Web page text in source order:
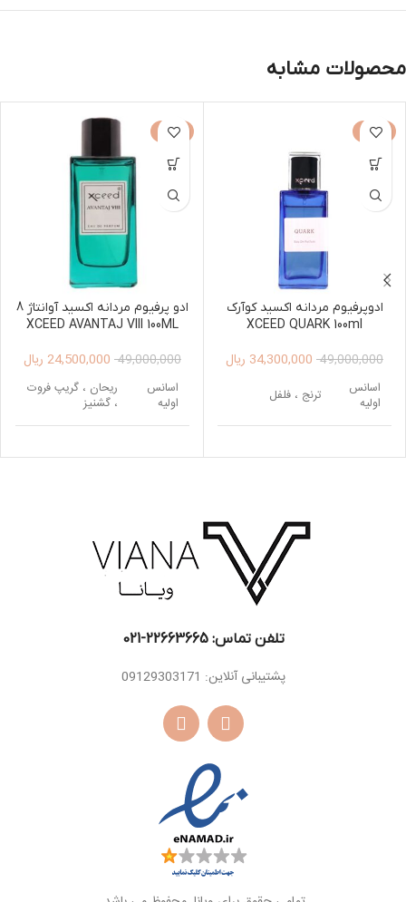
محصولات مشابه
-30%
ادوپرفیوم مردانه اکسید کوآرک
XCEED QUARK 100ml
49,000,000
34,300,000 ریال
اسانس
اولیه
ترنج ، فلفل
میانی
سالویا ، سدر
چوب عنبر
-50%
ادو پرفیوم مردانه اکسید آوانتاژ 8
XCEED AVANTAJ VIII 100ML
49,000,000
24,500,000 ریال
اسانس
اولیه
ریحان ، گریپ فروت
، گشنیز
میانی
شکوفه پرتقال
تلفن تماس: 22663665-021​
پشتیبانی آنلاین: 09129303171